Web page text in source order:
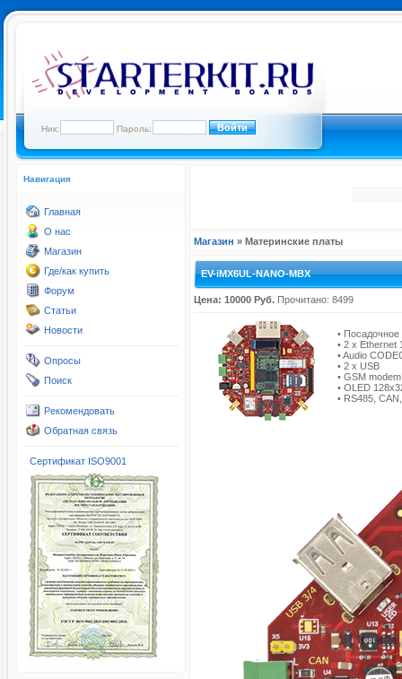
Ник: Пароль:
Навигация
Главная
О нас
Магазин
Где/как купить
Форум
Статьи
Новости
Опросы
Поиск
Рекомендовать
Обратная связь
Сертификат ISO9001
Магазин » Материнские платы
EV-iMX6UL-NANO-MBX
Цена: 10000 Руб. Прочитано: 8499
•
• 2 x Ethernet
• Audio
• 2 x USB
• GSM
• OLED
• RS485,